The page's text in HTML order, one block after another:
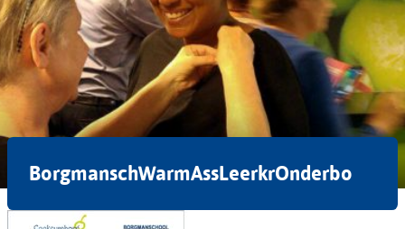
BorgmanschWarmAssLeerkrOnderbo